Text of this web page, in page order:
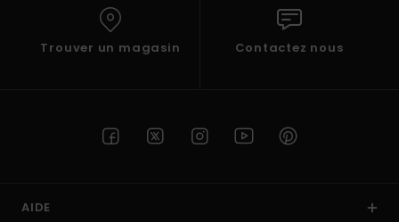
Trouver un magasin Contactez nous
AIDE